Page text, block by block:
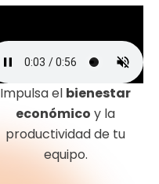
Impulsa el bienestar
económico y la
productividad de tu
equipo.